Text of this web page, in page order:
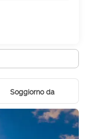
Soggiorno da